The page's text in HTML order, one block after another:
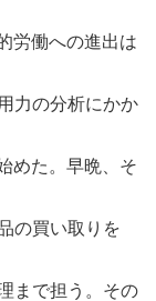
労働への進出は
力の分析にかか
めた。早晩、そ
の買い取りを
まで担う。その